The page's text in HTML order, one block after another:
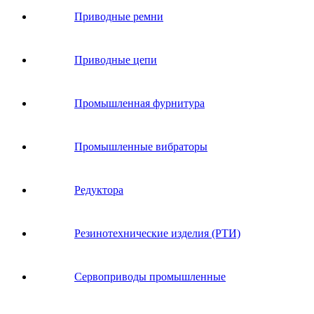
Приводные ремни
Приводные цепи
Промышленная фурнитура
Промышленные вибраторы
Редуктора
Резинотехнические изделия (РТИ)
Сервоприводы промышленные